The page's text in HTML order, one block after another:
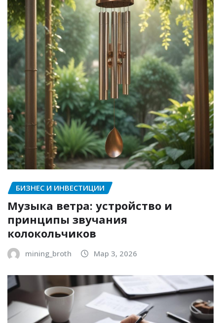
БИЗНЕС И ИНВЕСТИЦИИ
Музыка ветра: устройство и
принципы звучания
колокольчиков
mining_broth Мар 3, 2026